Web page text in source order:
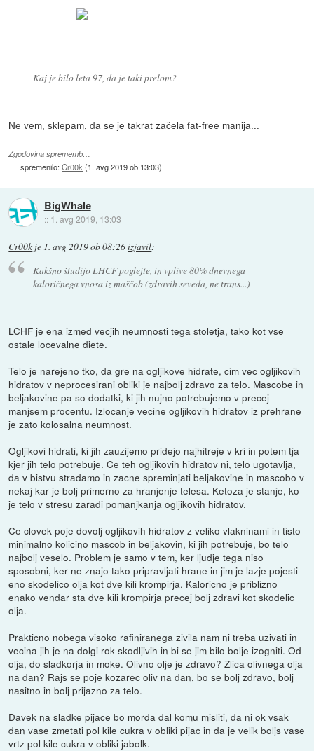
Kaj je bilo leta 97, da je taki prelom?
Ne vem, sklepam, da se je takrat začela fat-free manija...
Zgodovina sprememb…
spremenilo:Cr00k(1. avg 2019 ob 13:03)
BigWhale
:: 1. avg 2019, 13:03
Cr00k je 1. avg 2019 ob 08:26izjavil:
Kakšno študijo LHCF poglejte, in vplive 80% dnevnega
kaloričnega vnosa iz maščob (zdravih seveda, ne trans...)
LCHF je ena izmed vecjih neumnosti tega stoletja, tako kot vse
ostale locevalne diete.
Telo je narejeno tko, da gre na ogljikove hidrate, cim vec ogljikovih
hidratov v neprocesirani obliki je najbolj zdravo za telo. Mascobe in
beljakovine pa so dodatki, ki jih nujno potrebujemo v precej
manjsem procentu. Izlocanje vecine ogljikovih hidratov iz prehrane
je zato kolosalna neumnost.
Ogljikovi hidrati, ki jih zauzijemo pridejo najhitreje v kri in potem tja
kjer jih telo potrebuje. Ce teh ogljikovih hidratov ni, telo ugotavlja,
da v bistvu stradamo in zacne spreminjati beljakovine in mascobo v
nekaj kar je bolj primerno za hranjenje telesa. Ketoza je stanje, ko
je telo v stresu zaradi pomanjkanja ogljikovih hidratov.
Ce clovek poje dovolj ogljikovih hidratov z veliko vlakninami in tisto
minimalno kolicino mascob in beljakovin, ki jih potrebuje, bo telo
najbolj veselo. Problem je samo v tem, ker ljudje tega niso
sposobni, ker ne znajo tako pripravljati hrane in jim je lazje pojesti
eno skodelico olja kot dve kili krompirja. Kaloricno je priblizno
enako vendar sta dve kili krompirja precej bolj zdravi kot skodelic
olja.
Prakticno nobega visoko rafiniranega zivila nam ni treba uzivati in
vecina jih je na dolgi rok skodljivih in bi se jim bilo bolje izogniti. Od
olja, do sladkorja in moke. Olivno olje je zdravo? Zlica olivnega olja
na dan? Rajs se poje kozarec oliv na dan, bo se bolj zdravo, bolj
nasitno in bolj prijazno za telo.
Davek na sladke pijace bo morda dal komu misliti, da ni ok vsak
dan vase zmetati pol kile cukra v obliki pijac in da je velik boljs vase
vrtz pol kile cukra v obliki jabolk.